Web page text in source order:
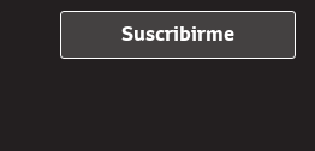
Suscribirme